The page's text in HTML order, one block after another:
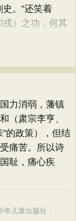
。”还笑着
戎）之功，何其
力消弱，藩镇
（肃宗李亨、
的政策），但结
痛苦。所以诗
耻，痛心疾
年儿童出版社，